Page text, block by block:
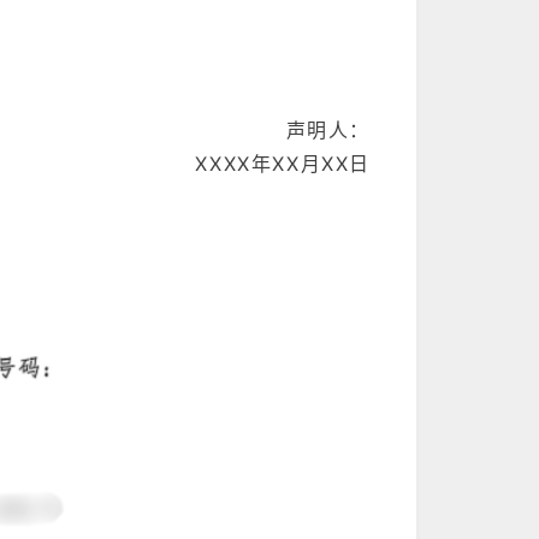
声明人：
XXXX年XX月XX日